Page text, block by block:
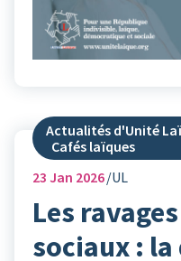
Actualités d'Unité
Cafés laïques
23 Jan 2026 UL
Les
sociaux :